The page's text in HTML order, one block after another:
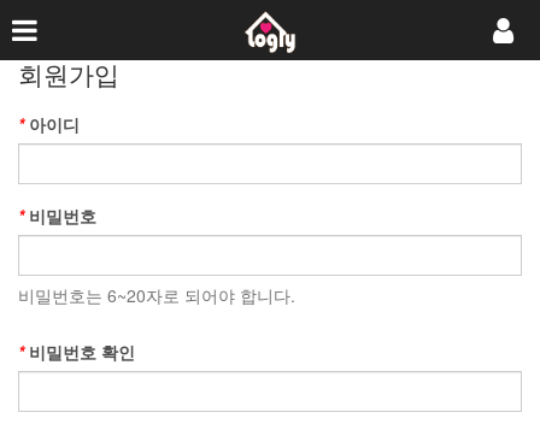
회원가입
*아이디
*비밀번호
비밀번호는 6~20자로 되어야 합니다.
*비밀번호 확인